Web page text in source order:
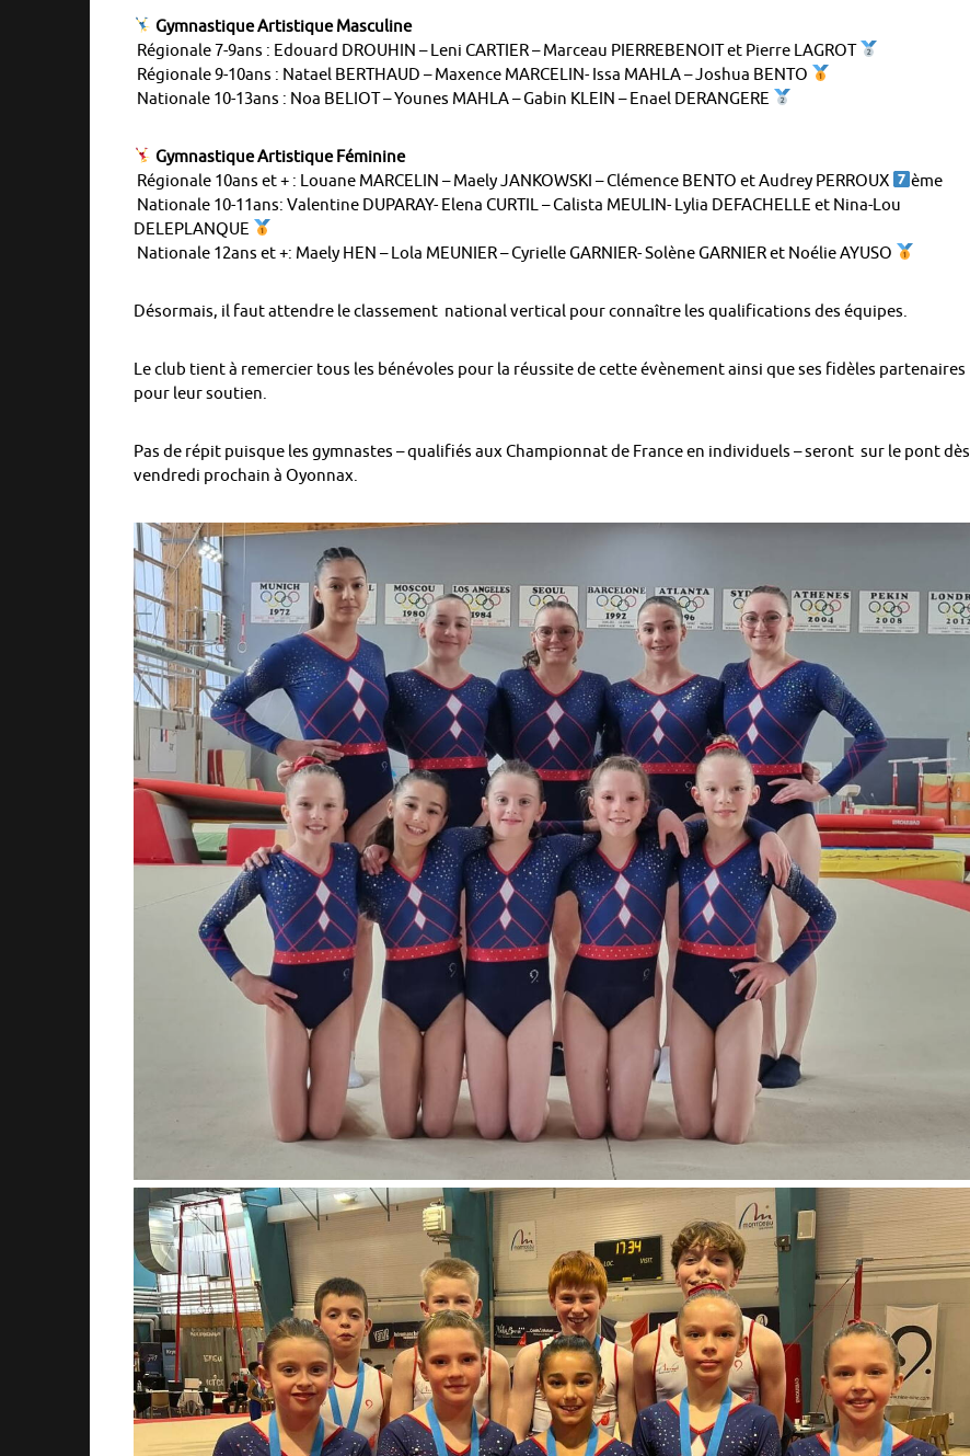
Gymnastique Artistique Masculine
Régionale 7-9ans : Edouard DROUHIN – Leni CARTIER – Marceau PIERREBENOIT et Pierre LAGROT
Régionale 9-10ans : Natael BERTHAUD – Maxence MARCELIN- Issa MAHLA – Joshua BENTO
Nationale 10-13ans : Noa BELIOT – Younes MAHLA – Gabin KLEIN – Enael DERANGERE
Gymnastique Artistique Féminine
Régionale 10ans et + : Louane MARCELIN – Maely JANKOWSKI – Clémence BENTO et Audrey PERROUX
ème
Nationale 10-11ans: Valentine DUPARAY- Elena CURTIL – Calista MEULIN- Lylia DEFACHELLE et Nina-Lou
DELEPLANQUE
Nationale 12ans et +: Maely HEN – Lola MEUNIER – Cyrielle GARNIER- Solène GARNIER et Noélie AYUSO
Désormais, il faut attendre le classement national vertical pour connaître les qualifications des équipes.
Le club tient à remercier tous les bénévoles pour la réussite de cette évènement ainsi que ses fidèles partenaires
pour leur soutien.
Pas de répit puisque les gymnastes – qualifiés aux Championnat de France en individuels – seront sur le pont dès
vendredi prochain à Oyonnax.